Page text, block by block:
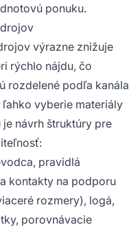
ponuku.
výrazne znižuje
rýchlo nájdu, čo
rozdelené podľa kanála
vyberie materiály
návrh štruktúry pre
pravidlá
kontakty na podporu
rozmery), logá,
porovnávacie